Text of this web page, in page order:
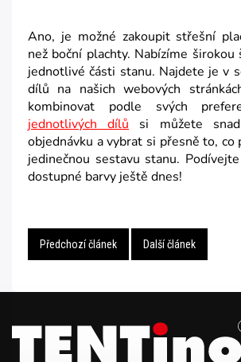
Ano, je možné zakoupit střešní
než boční plachty. Nabízíme
jednotlivé části stanu. Najdete je v
dílů na našich webových
kombinovat podle svých
jednotlivých dílů si můžete
objednávku a vybrat si přesně to,
jedinečnou sestavu stanu.
dostupné barvy ještě dnes!
Předchozí článek Další článek